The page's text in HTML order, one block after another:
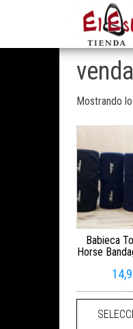
Mostrando
Babieca
Horse